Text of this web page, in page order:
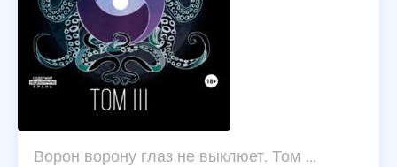
Ворон ворону глаз не выклюет. Том …